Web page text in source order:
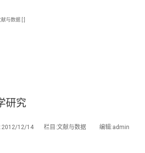
与数据 [:]
研究
间:2012/12/14 栏目:文献与数据 编辑:admin